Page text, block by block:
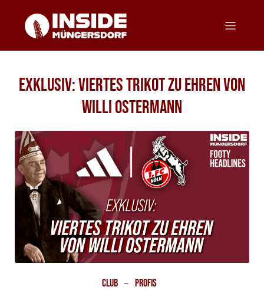
EXKLUSIV: Viertes Trikot zu Ehren von
Willi Ostermann
Club – Profis